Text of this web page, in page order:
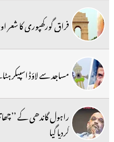
فراق گورکھپوری کا شعر
مساجد سے لاؤڈ اسپیکر
راہول گاندھی کے
کردیا گیا